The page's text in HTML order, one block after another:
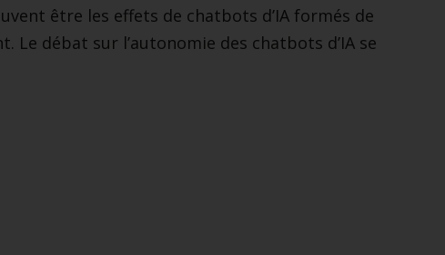
être les effets de chatbots d’IA formés de
débat sur l’autonomie des chatbots d’IA se